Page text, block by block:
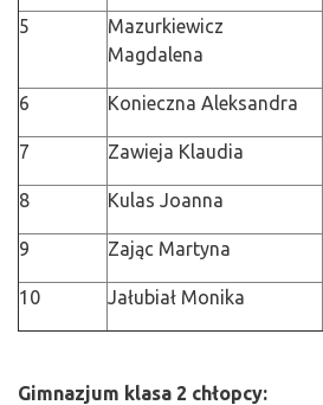
5
Mazurkiewicz
Magdalena
6 Konieczna Aleksandra
7 Zawieja Klaudia
8 Kulas Joanna
9 Zając Martyna
10 Jałubiał Monika
Gimnazjum klasa 2 chłopcy: